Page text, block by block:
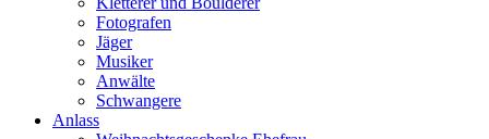
Fotografen
Jäger
Musiker
Anwälte
Schwangere
Anlass